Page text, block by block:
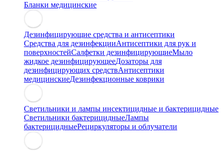
Бланки медицинские
Дезинфицирующие средства и антисептики
Средства для дезинфекцииАнтисептики для рук и
поверхностейСалфетки дезинфицирующиеМыло
жидкое дезинфицирующееДозаторы для
дезинфицирующих средствАнтисептики
медицинскиеДезинфекционные коврики
Светильники и лампы инсектицидные и бактерицидные
Светильники бактерицидныеЛампы
бактерицидныеРециркуляторы и облучатели